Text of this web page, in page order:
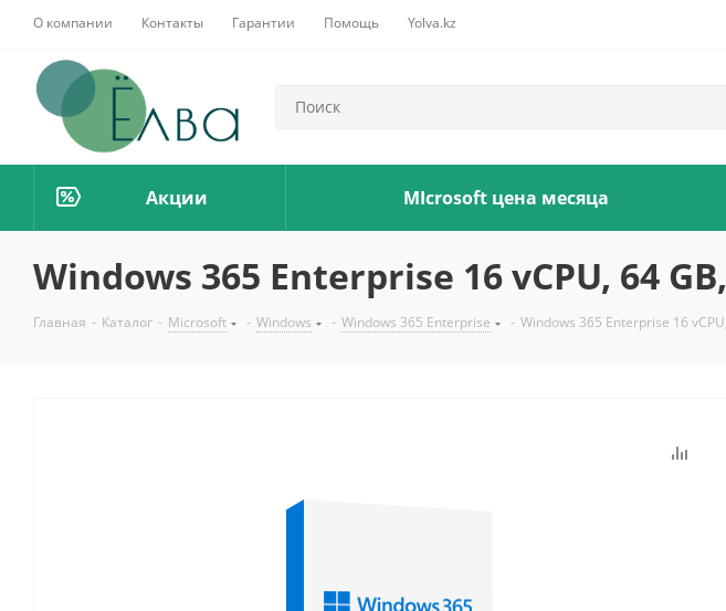
О компании Контакты Гарантии Помощь Yolva.kz
Акции MIcrosoft цена месяца
Windows 365 Enterprise 16 vCPU, 64
Главная - Каталог - Microsoft - Windows - Windows 365 Enterprise - Windows 365 Enterprise 16